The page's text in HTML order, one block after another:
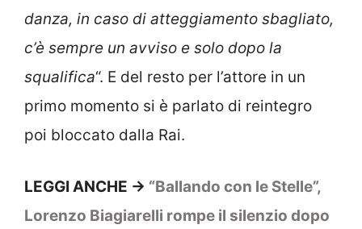
danza, in caso di atteggiamento sbagliato,
c’è sempre un avviso e solo dopo la
squalifica“. E del resto per l’attore in un
primo momento si è parlato di reintegro
poi bloccato dalla Rai.
LEGGI ANCHE -> “Ballando con le Stelle”,
Lorenzo Biagiarelli rompe il silenzio dopo